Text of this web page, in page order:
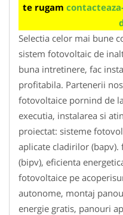
te rugam
Selectia celor mai bune
sistem fotovoltaic de
buna intretinere, fac
profitabila. Partenerii
fotovoltaice pornind de
executia, instalarea si
proiectat: sisteme
aplicate cladirilor
(bipv), eficienta
fotovoltaice pe
autonome, montaj
energie gratis, panouri